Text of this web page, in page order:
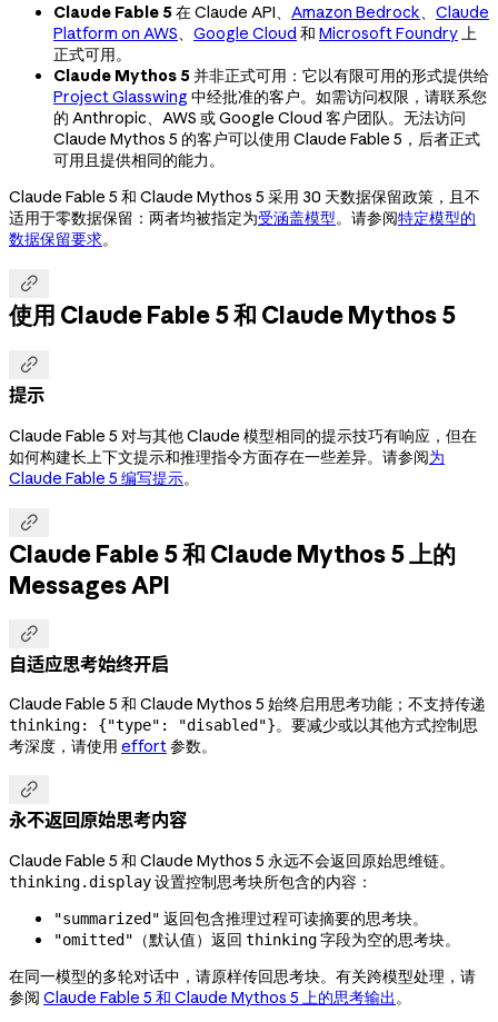
Claude Fable 5在 Claude API、 Amazon Bedrock、 Claude
Platform on AWS、 Google Cloud 和 Microsoft Foundry上
正式可用。
Claude Mythos 5并非正式可用：它以有限可用的形式提供给
Project Glasswing 中经批准的客户。如需访问权限，请联系您
的 Anthropic、AWS 或 Google Cloud 客户团队。无法访问
Claude Mythos 5 的客户可以使用 Claude Fable 5，后者正式
可用且提供相同的能力。
Claude Fable 5 和 Claude Mythos 5 采用 30 天数据保留政策，且不
适用于零数据保留：两者均被指定为受涵盖模型。请参阅特定模型的
数据保留要求。

使用 Claude Fable 5 和 Claude Mythos 5

提示
Claude Fable 5 对与其他 Claude 模型相同的提示技巧有响应，但在
如何构建长上下文提示和推理指令方面存在一些差异。请参阅为
Claude Fable 5 编写提示。

Claude Fable 5 和 Claude Mythos 5 上的
Messages API

自适应思考始终开启
Claude Fable 5 和 Claude Mythos 5 始终启用思考功能；不支持传递
thinking: {"type": "disabled"}。要减少或以其他方式控制思
考深度，请使用 effort参数。

永不返回原始思考内容
Claude Fable 5 和 Claude Mythos 5 永远不会返回原始思维链。
thinking.display设置控制思考块所包含的内容：
"summarized" 返回包含推理过程可读摘要的思考块。
"omitted" （默认值）返回 thinking字段为空的思考块。
在同一模型的多轮对话中，请原样传回思考块。有关跨模型处理，请
参阅 Claude Fable 5 和 Claude Mythos 5 上的思考输出。